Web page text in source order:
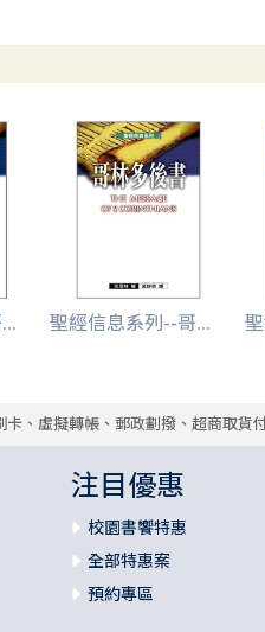
聖經信息系列--哥...
卡、虛擬轉帳、郵政劃撥、超商取貨
注目優惠
校園書饗特惠
全部特惠案
預約專區